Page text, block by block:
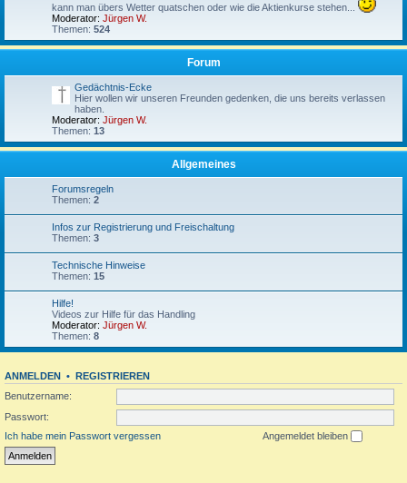
kann man übers Wetter quatschen oder wie die Aktienkurse stehen...
Moderator: Jürgen W.
Themen: 524
Forum
Gedächtnis-Ecke
Hier wollen wir unseren Freunden gedenken, die uns bereits verlassen
haben.
Moderator: Jürgen W.
Themen: 13
Allgemeines
Forumsregeln
Themen: 2
Infos zur Registrierung und Freischaltung
Themen: 3
Technische Hinweise
Themen: 15
Hilfe!
Videos zur Hilfe für das Handling
Moderator: Jürgen W.
Themen: 8
ANMELDEN • REGISTRIEREN
Benutzername:
Passwort:
Ich habe mein Passwort vergessen
Angemeldet bleiben